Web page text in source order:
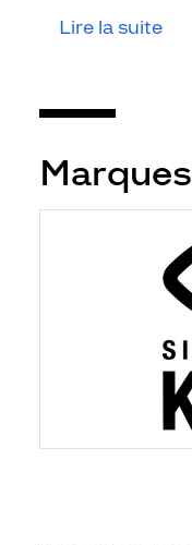
Lire la suite
Marques